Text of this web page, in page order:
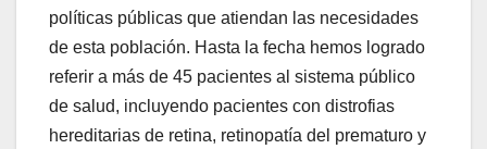
políticas públicas que atiendan las necesidades
de esta población. Hasta la fecha hemos logrado
referir a más de 45 pacientes al sistema público
de salud, incluyendo pacientes con distrofias
hereditarias de retina, retinopatía del prematuro y